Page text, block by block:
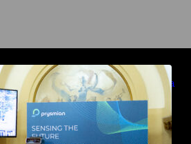
aduce la COMM26 tehnologii de
si Digital Energy pentru monitorizarea
real a infrastrucrutilor critice